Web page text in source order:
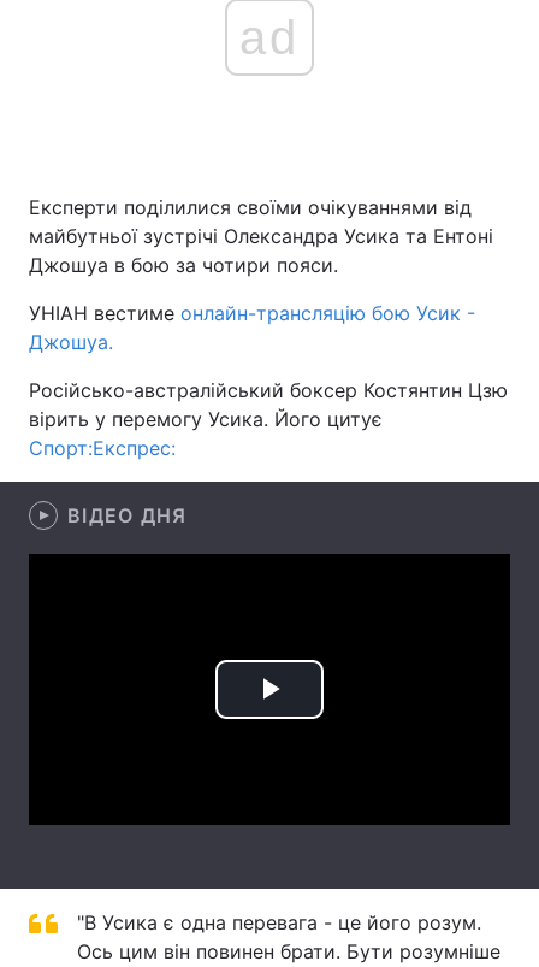
Головна Війна
Економіка
Спорт Наука
Техно і зв'язок
Зброя
Здоров'я Туризм
Регіони
Архів Вакансії
Контакти
ad
Експерти поділилися своїми очікуваннями від
майбутньої зустрічі Олександра Усика та Ентоні
Джошуа в бою за чотири пояси.
УНІАН вестиме онлайн-трансляцію бою Усик -
Джошуа.
Російсько-австралійський боксер Костянтин Цзю
вірить у перемогу Усика. Його цитує
Спорт:Експрес:
ВІДЕО ДНЯ
Play
"В Усика є одна перевага - це його розум.
Ось цим він повинен брати. Бути розумніше